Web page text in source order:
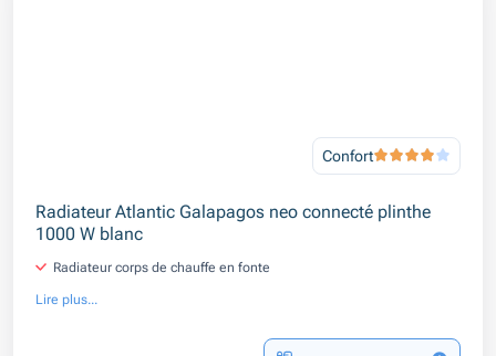
Confort
Radiateur Atlantic Galapagos neo connecté plinthe
1000 W blanc
Radiateur corps de chauffe en fonte
Lire plus...